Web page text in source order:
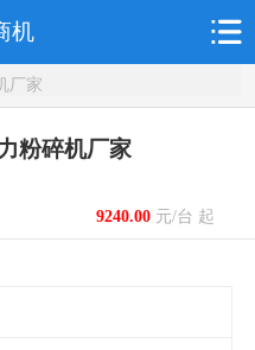
机
厂家
粉碎机厂家
9240.00元/台 起